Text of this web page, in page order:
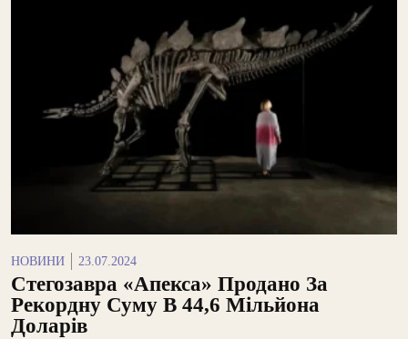
НОВИНИ 23.07.2024
Стегозавра «Апекса» Продано За
Рекордну Суму В 44,6 Мільйона
Доларів